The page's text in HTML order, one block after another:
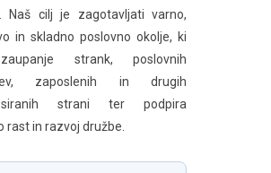
Naš cilj je zagotavljati varno,
in skladno poslovno okolje, ki
strank, poslovnih
zaposlenih in drugih
strani ter podpira
rast in razvoj družbe.